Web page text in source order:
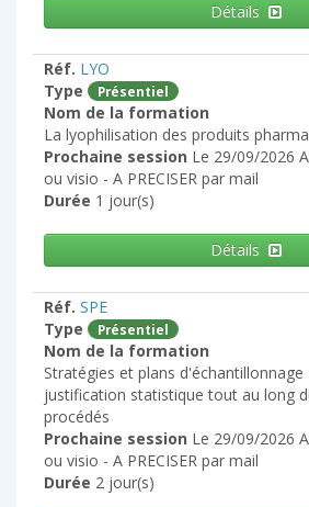
Détails
Réf. LYO
Type
Présentiel
Nom de la formation
La lyophilisation des produits
Prochaine session Le 29/09/2026
ou visio - A PRECISER par mail
Durée 1 jour(s)
Détails
Réf. SPE
Type
Présentiel
Nom de la formation
Stratégies et plans d'échantillonnage
justification statistique tout au long
procédés
Prochaine session Le 29/09/2026
ou visio - A PRECISER par mail
Durée 2 jour(s)